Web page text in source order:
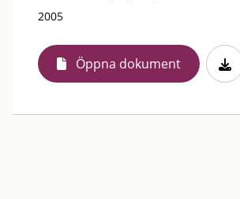
2005
Öppna dokument